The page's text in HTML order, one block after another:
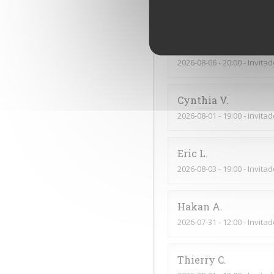
2026-08-06- 20:00 -
Cynthia V
2026-08-01 - 19:00 -
Eric L
2026-08-03 - 19:00 -
Hakan A
2026-07-31 - 12:00 -
Thierry C